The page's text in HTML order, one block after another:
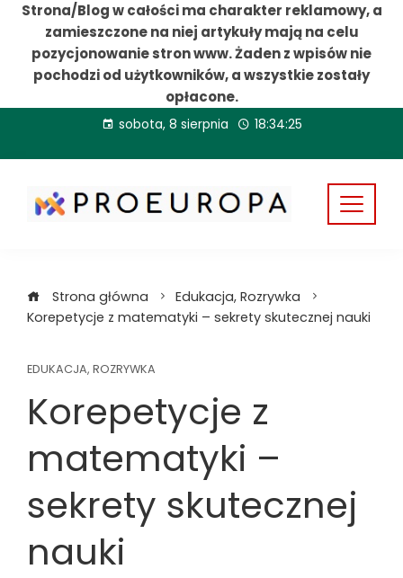
Strona/Blog w całości ma charakter reklamowy, a
zamieszczone na niej artykuły mają na celu
pozycjonowanie stron www. Żaden z wpisów nie
pochodzi od użytkowników, a wszystkie zostały
opłacone.
treści
sobota, 8 sierpnia 18:34:27
Strona główna
Edukacja, Rozrywka
Korepetycje z matematyki – sekrety skutecznej nauki
EDUKACJA, ROZRYWKA
Korepetycje z
matematyki –
sekrety skutecznej
nauki